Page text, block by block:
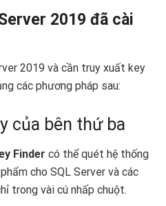
2019 đã cài
2019 và cần truy xuất key
các phương pháp sau:
của bên thứ ba
Finder có thể quét hệ thống
cho SQL Server và các
trong vài cú nhấp chuột.